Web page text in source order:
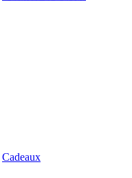
Cadeaux